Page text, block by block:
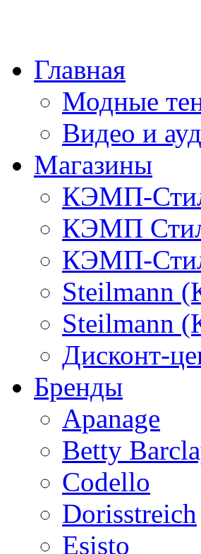
Главная
Модные
Видео и
Магазины
КЭМП-
КЭМП
КЭМП-
Steilmann
Steilmann
Дисконт-
Бренды
Apanage
Betty
Codello
Dorisstreich
Esisto